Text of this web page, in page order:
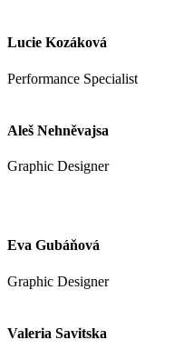
Lucie Kozáková
Performance Specialist
Aleš Nehněvajsa
Graphic Designer
Eva Gubáňová
Graphic Designer
Valeria Savitska